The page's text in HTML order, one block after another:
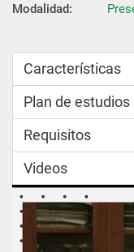
Modalidad:
Características
Plan de estudios
Requisitos
Videos